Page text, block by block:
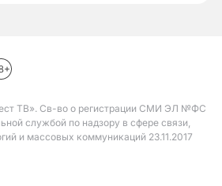
ТВ». Св-во о регистрации СМИ ЭЛ №ФС
службой по надзору в сфере связи,
и массовых коммуникаций 23.11.2017